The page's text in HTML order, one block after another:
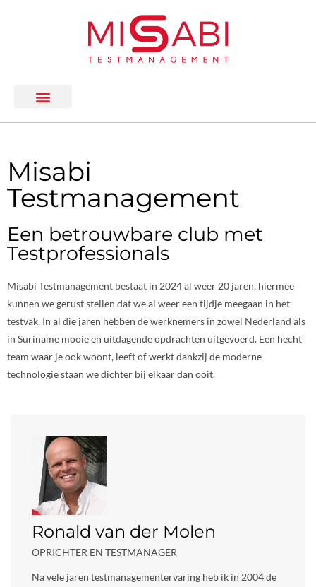
Misabi
Testmanagement
Een betrouwbare club met
Testprofessionals
Misabi Testmanagement bestaat in 2024 al weer 20 jaren, hiermee
kunnen we gerust stellen dat we al weer een tijdje meegaan in het
testvak. In al die jaren hebben de werknemers in zowel Nederland als
in Suriname mooie en uitdagende opdrachten uitgevoerd. Een hecht
team waar je ook woont, leeft of werkt dankzij de moderne
technologie staan we dichter bij elkaar dan ooit.
Ronald van der Molen
OPRICHTER EN TESTMANAGER
Na vele jaren testmanagementervaring heb ik in 2004 de